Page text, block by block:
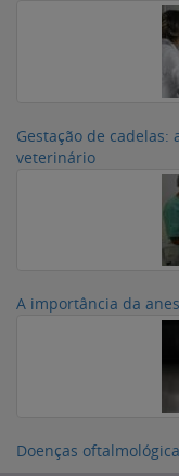
Gestação de
veterinário
A importância da
Doenças